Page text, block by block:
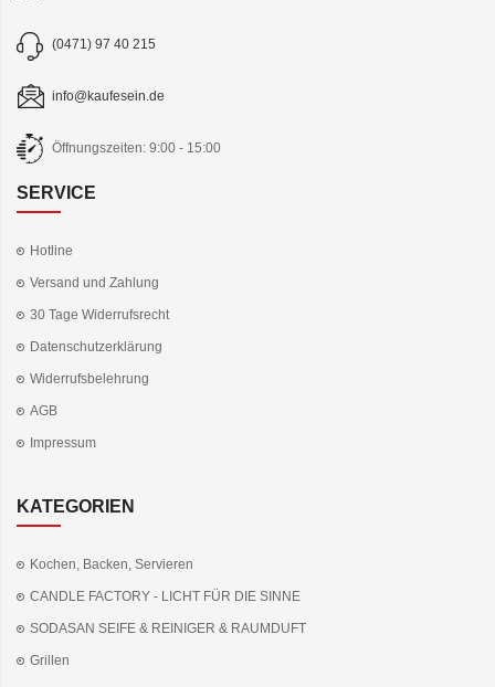
(0471) 97 40 215
info@kaufesein.de
Öffnungszeiten: 9:00 - 15:00
SERVICE
Hotline
Versand und Zahlung
30 Tage Widerrufsrecht
Datenschutzerklärung
Widerrufsbelehrung
AGB
Impressum
KATEGORIEN
Kochen, Backen, Servieren
CANDLE FACTORY - LICHT FÜR DIE SINNE
SODASAN SEIFE & REINIGER & RAUMDUFT
Grillen